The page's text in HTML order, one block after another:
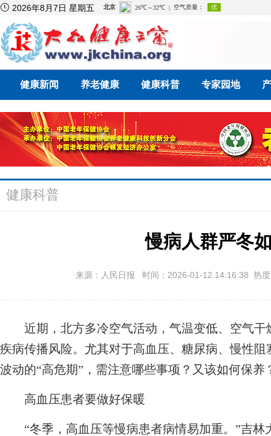
 2026年8月7日 星期五
健康新闻 养老健康 健康科普 专家园地
健康科普
慢病人群严冬
来源：人民日报 时间：2026-01-12 14:16:38 热
近期，北方多冷空气活动，气温变低、空气干
疾病传播风险。尤其对于高血压、糖尿病、慢性
波动的“高危期”，需注意哪些事项？又该如何保养
高血压患者要做好保暖
“冬季，高血压等慢病患者病情易加重。”吉林